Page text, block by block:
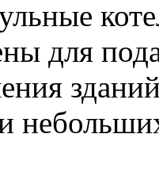
для